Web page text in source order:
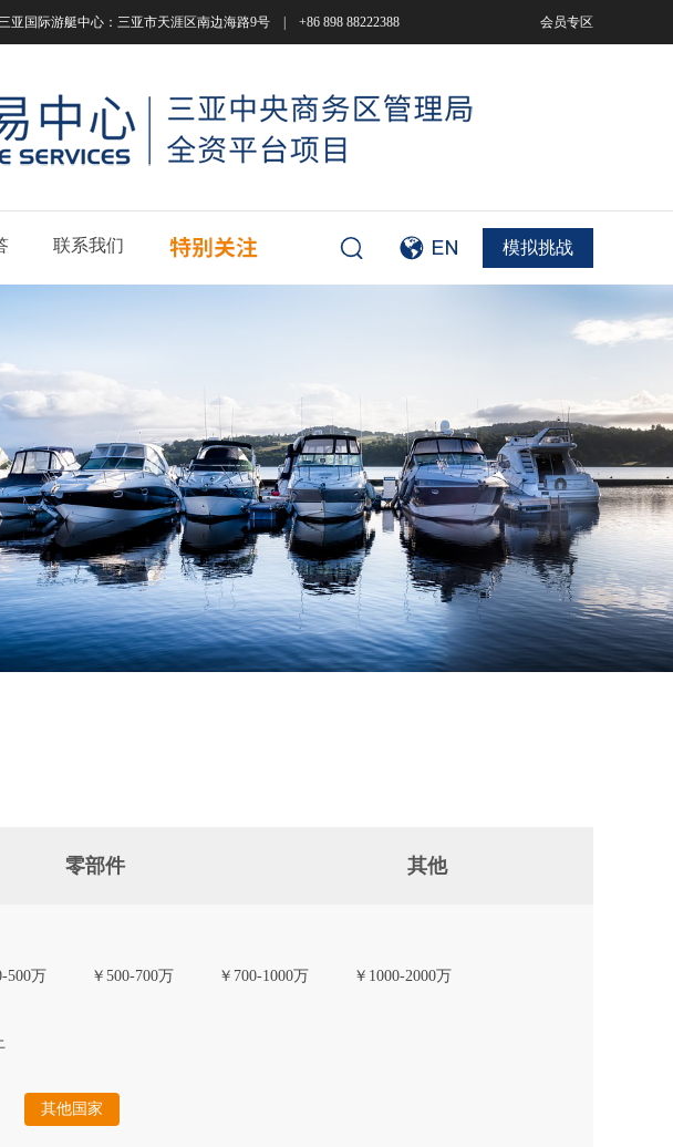
国际游艇中心：三亚市天涯区南边海路9号 | +86 898 88222388 会员专区
模拟挑战
联系我们
零部件 其他
500万 ￥500-700万 ￥700-1000万 ￥1000-2000万
其他国家